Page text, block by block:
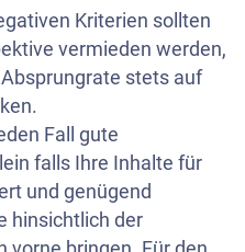
Kriterien sollten
vermieden werden,
stets auf
Fall gute
falls Ihre Inhalte für
und genügend
hinsichtlich der